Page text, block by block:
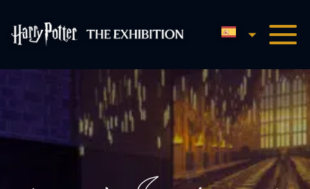
Harry Potter™: The
Español